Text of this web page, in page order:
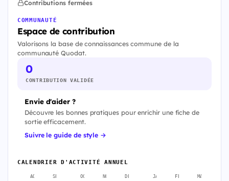
Contributions fermées
COMMUNAUTÉ
Espace de contribution
Valorisons la base de connaissances commune de la
communauté Quodat.
0
CONTRIBUTION VALIDÉE
Envie d'aider ?
Découvre les bonnes pratiques pour enrichir une fiche de
sortie efficacement.
Suivre le guide de style →
CALENDRIER D'ACTIVITÉ ANNUEL
AOÛT SEPT. OCT. NOV. DÉC. JANV. FÉVR. MARS